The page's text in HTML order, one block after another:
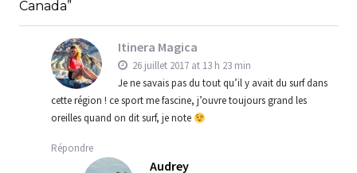
Canada”
Itinera Magica
26 juillet 2017 at 13 h 23 min
Je ne savais pas du tout qu’il y avait du surf dans
cette région ! ce sport me fascine, j’ouvre toujours grand les
oreilles quand on dit surf, je note
Répondre
Audrey